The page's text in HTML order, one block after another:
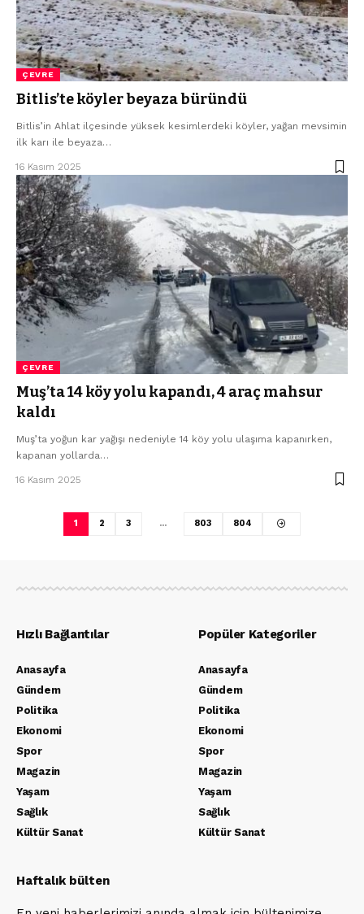
ÇEVRE
Bitlis’te köyler beyaza büründü
Bitlis’in Ahlat ilçesinde yüksek kesimlerdeki köyler, yağan mevsimin
ilk karı ile beyaza…
16 Kasım 2025
ÇEVRE
Muş’ta 14 köy yolu kapandı, 4 araç mahsur
kaldı
Muş’ta yoğun kar yağışı nedeniyle 14 köy yolu ulaşıma kapanırken,
kapanan yollarda…
16 Kasım 2025
1 2 3 … 803 804
Hızlı Bağlantılar
Anasayfa
Gündem
Politika
Ekonomi
Spor
Magazin
Yaşam
Sağlık
Kültür Sanat
Popüler Kategoriler
Anasayfa
Gündem
Politika
Ekonomi
Spor
Magazin
Yaşam
Sağlık
Kültür Sanat
Haftalık bülten